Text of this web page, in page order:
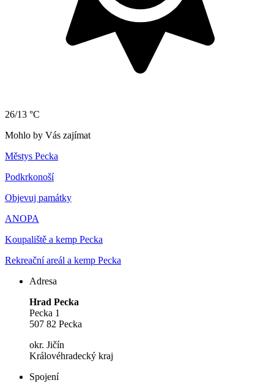
26/13 °C
Mohlo by Vás zajímat
Městys Pecka
Podkrkonoší
Objevuj památky
ANOPA
Koupaliště a kemp Pecka
Rekreační areál a kemp Pecka
Adresa
Hrad Pecka
Pecka 1
507 82 Pecka
okr. Jičín
Královéhradecký kraj
Spojení